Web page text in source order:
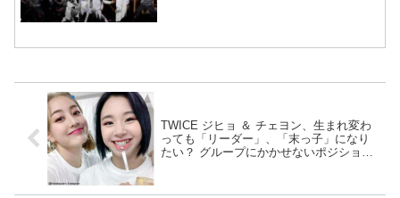
TWICE ジヒョ ＆ チェヨン、生まれ変わ
っても「リーダー」、「末っ子」になり
たい？ グループにかかせないポジション